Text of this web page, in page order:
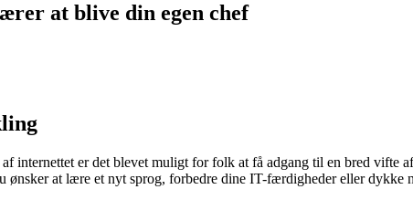
at blive din egen chef
internettet er det blevet muligt for folk at få adgang til en bred vifte
at lære et nyt sprog, forbedre dine IT-færdigheder eller dykke